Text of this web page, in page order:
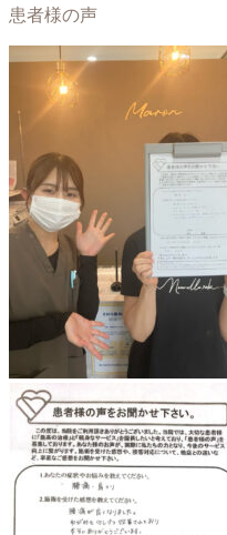
患者様の声